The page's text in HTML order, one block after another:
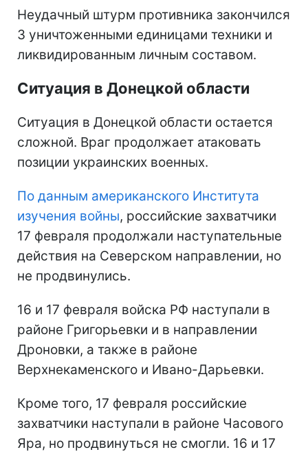
Неудачный штурм противника закончился
3 уничтоженными единицами техники и
ликвидированным личным составом.
Ситуация в Донецкой области
Ситуация в Донецкой области остается
сложной. Враг продолжает атаковать
позиции украинских военных.
По данным американского Института
изучения войны, российские захватчики
17 февраля продолжали наступательные
действия на Северском направлении, но
не продвинулись.
16 и 17 февраля войска РФ наступали в
районе Григорьевки и в направлении
Дроновки, а также в районе
Верхнекаменского и Ивано-Дарьевки.
Кроме того, 17 февраля российские
захватчики наступали в районе Часового
Яра, но продвинуться не смогли. 16 и 17